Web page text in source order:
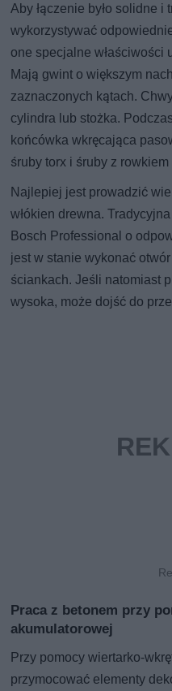
Aby łączenie było solidne i
wykorzystywać
one specjalne właściwości
Mają gwint o większym
zaznaczonych kątach.
cylindra lub stożka.
końcówka wkręcająca
śruby torx i śruby z
Najlepiej jest prowadzić
włókien drewna.
Bosch Professional o
jest w stanie wykonać
ściankach. Jeśli natomiast
wysoka, może dojść do
Praca z betonem przy
akumulatorowej
Przy pomocy wiertarko-
przymocować elementy